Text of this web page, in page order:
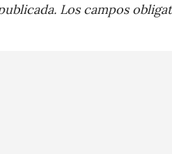
Los campos